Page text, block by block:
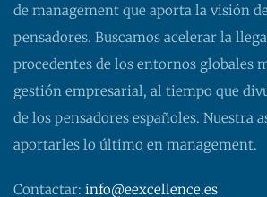
de management que aporta la visión
pensadores. Buscamos acelerar la
procedentes de los entornos globales
gestión empresarial, al tiempo que
de los pensadores españoles. Nuestra
aportarles lo último en management.
Contactar: info@eexcellence.es